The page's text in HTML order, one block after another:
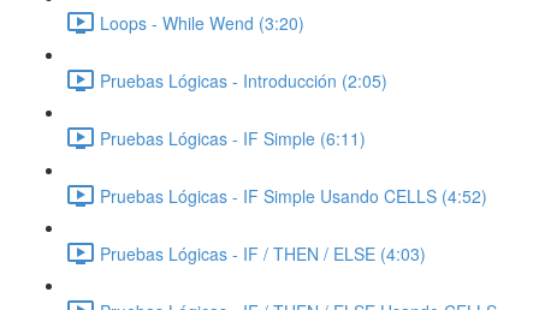
Loops - While Wend (3:20)
Pruebas Lógicas - Introducción (2:05)
Pruebas Lógicas - IF Simple (6:11)
Pruebas Lógicas - IF Simple Usando CELLS (4:52)
Pruebas Lógicas - IF / THEN / ELSE (4:03)